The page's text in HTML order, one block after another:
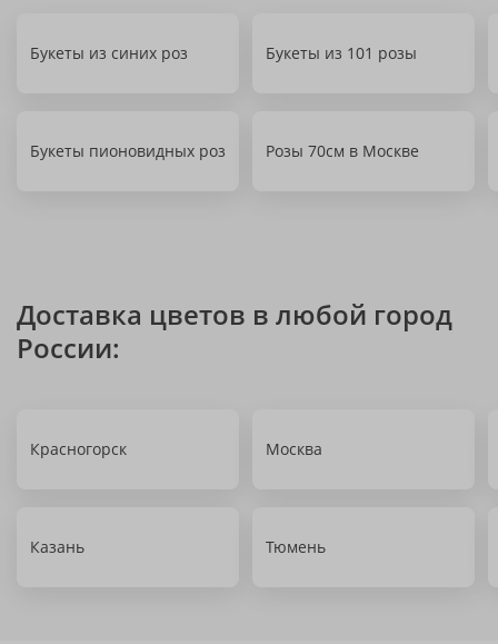
Букеты из синих роз Букеты из 101 розы
Букеты пионовидных роз Розы 70см в Москве
Доставка цветов в любой город
России:
Красногорск Москва
Казань Тюмень